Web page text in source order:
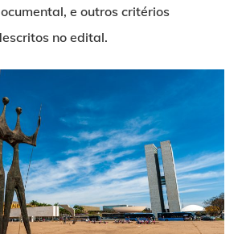
e outros critérios
no edital.